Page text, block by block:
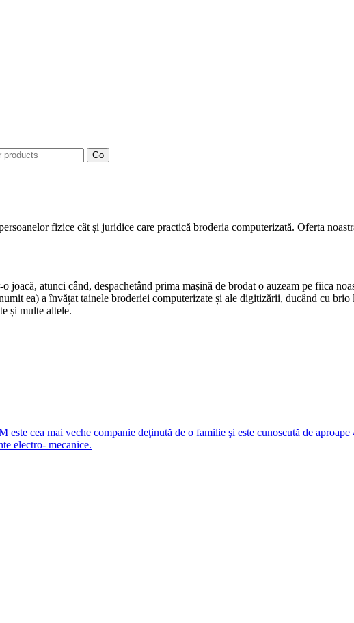
Go
fizice cât și juridice care practică broderia computerizată. Oferta
joacă, atunci când, despachetând prima mașină de brodat o auzeam pe fiica
ea) a învățat tainele broderiei computerizate și ale digitizării, ducând cu
și multe altele.
este cea mai veche companie deţinută de o familie şi este cunoscută de
electro- mecanice.